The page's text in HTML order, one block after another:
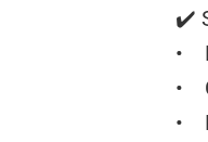
✔️
•
•
•